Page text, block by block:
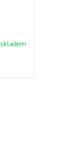
skladem